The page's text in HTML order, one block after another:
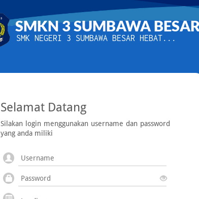
SMKN 3 SUMBAWA
SMK NEGERI 3 SUMBAWA BESAR HEBAT...
Selamat Datang
Silakan login menggunakan username dan password
yang anda miliki